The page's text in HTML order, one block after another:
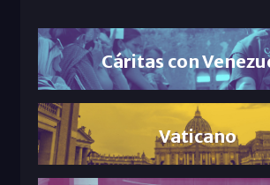
Cáritas con
Vaticano